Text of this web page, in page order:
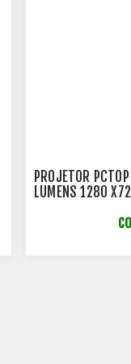
PROJETOR
LUMENS 1280